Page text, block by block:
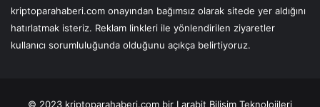
kriptoparahaberi.com onayından bağımsız olarak sitede yer aldığını
hatırlatmak isteriz. Reklam linkleri ile yönlendirilen ziyaretler
kullanıcı sorumluluğunda olduğunu açıkça belirtiyoruz.
© 2023 kriptoparahaberi.com bir Larabit Bilişim Teknolojileri